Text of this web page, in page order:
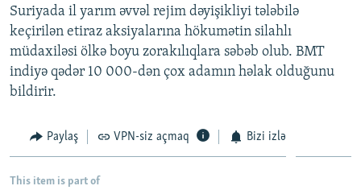
Suriyada il yarım əvvəl rejim dəyişikliyi tələbilə
keçirilən etiraz aksiyalarına hökumətin silahlı
müdaxiləsi ölkə boyu zorakılıqlara səbəb olub. BMT
indiyə qədər 10 000-dən çox adamın həlak olduğunu
bildirir.
Paylaş VPN-siz açmaq Bizi izlə
This item is part of